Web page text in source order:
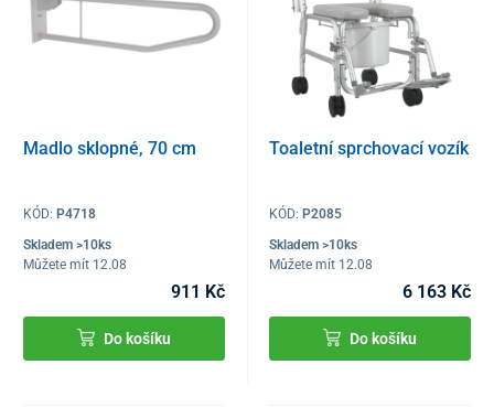
Madlo sklopné, 70 cm
KÓD: P4718
Skladem >10ks
Můžete mít 12.08
911 Kč
Do košíku
Toaletní sprchovací vozík
KÓD: P2085
Skladem >10ks
Můžete mít 12.08
6 163 Kč
Do košíku